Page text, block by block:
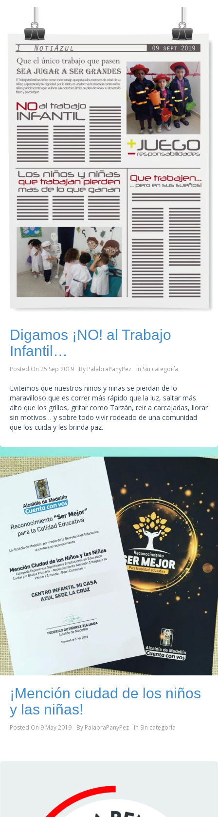
Digamos ¡NO! al Trabajo
Infantil…
Posted On 25 Sep 2019 By PalabraPanyPez In Sin categoría
Evitemos que nuestros niños y niñas se pierdan de lo
maravilloso que es correr más rápido que la luz, saltar más
alto que los grillos, gritar como Tarzán, reir a carcajadas, llorar
sin motivos… y sobre todo vivir rodeado de una comunidad
que los cuida y les brinda paz.
¡Mención ciudad de los niños
y las niñas!
Posted On 9 May 2019 By PalabraPanyPez In Sin categoría